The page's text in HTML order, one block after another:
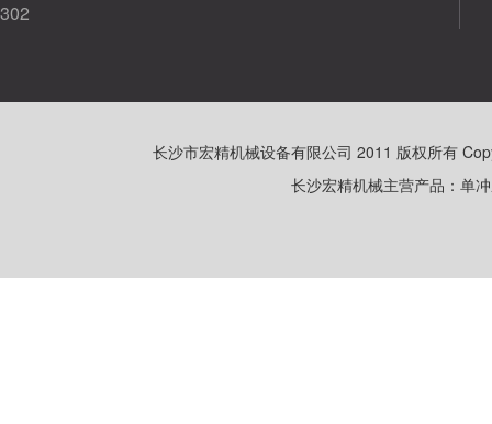
302
长沙市宏精机械设备有限公司 2011 版权所有
长沙宏精机械主营产品：单